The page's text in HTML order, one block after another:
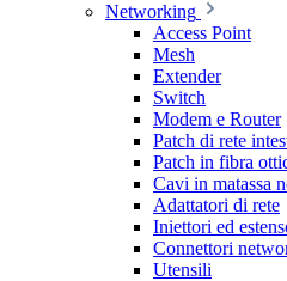
Networking
Access Point
Mesh
Extender
Switch
Modem e Router
Patch di rete
Patch in fibra
Cavi in matassa
Adattatori di rete
Iniettori ed
Connettori
Utensili